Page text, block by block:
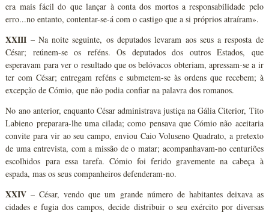
era mais fácil do que lançar à conta dos mortos a responsabilidade pelo
erro...no entanto, contentar-se-á com o castigo que a si próprios atraíram».
XXIII – Na noite seguinte, os deputados levaram aos seus a resposta de
César; reúnem-se os reféns. Os deputados dos outros Estados, que
esperavam para ver o resultado que os belóvacos obteriam, apressam-se a ir
ter com César; entregam reféns e submetem-se às ordens que recebem; à
excepção de Cómio, que não podia confiar na palavra dos romanos.
No ano anterior, enquanto César administrava justiça na Gália Citerior, Tito
Labieno preparara-lhe uma cilada; como pensava que Cómio não aceitaria
convite para vir ao seu campo, enviou Caio Voluseno Quadrato, a pretexto
de uma entrevista, com a missão de o matar; acompanhavam-no centuriões
escolhidos para essa tarefa. Cómio foi ferido gravemente na cabeça à
espada, mas os seus companheiros defenderam-no.
XXIV – César, vendo que um grande número de habitantes deixava as
cidades e fugia dos campos, decide distribuir o seu exército por diversas